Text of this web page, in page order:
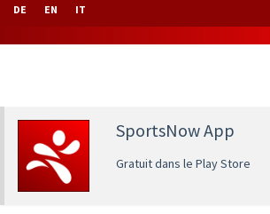
DE EN IT
SportsNow App
Gratuit dans le Play Store